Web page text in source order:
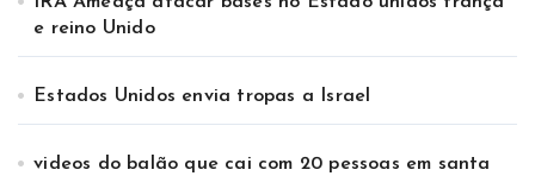
e reino Unido
Estados Unidos envia tropas a Israel
videos do balão que cai com 20 pessoas em santa